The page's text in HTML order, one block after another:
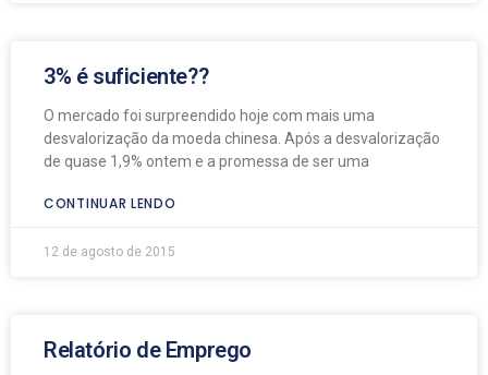
3% é suficiente??
O mercado foi surpreendido hoje com mais uma
desvalorização da moeda chinesa. Após a desvalorização
de quase 1,9% ontem e a promessa de ser uma
CONTINUAR LENDO
12 de agosto de 2015
Relatório de Emprego